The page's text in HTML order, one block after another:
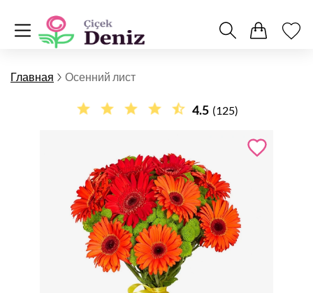
Главная Осенний лист
4.5 (125)